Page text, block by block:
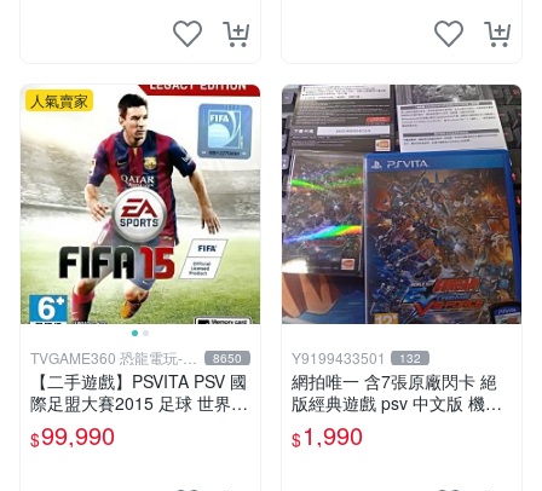
人氣賣家
TVGAME360 恐龍電玩-台
中店
8650
【二手遊戲】PSVITA PSV 國
際足盟大賽2015 足球 世界盃
FIFA 15 英文版【台中恐龍電
玩】
$99,990
Y9199433501 132
網拍唯一 含7張原廠閃卡 絕
版經典遊戲 psv 中文版 機動
戰士 鋼彈 極限VS. FORCE
$1,990